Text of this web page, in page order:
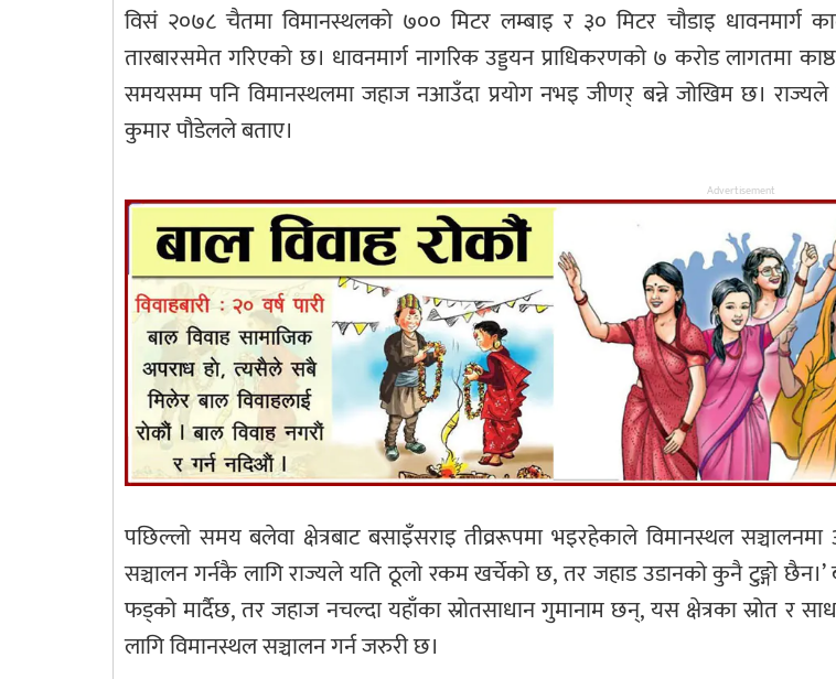
विसं २०७८ चैतमा विमानस्थलको ७०० मिटर लम्बाइ र ३० मिटर चौडाइ धावनमार्ग
तारबारसमेत गरिएको छ। धावनमार्ग नागरिक उड्डयन प्राधिकरणको ७ करोड लागतमा
समयसम्म पनि विमानस्थलमा जहाज नआउँदा प्रयोग नभइ जीणर् बन्ने जोखिम छ। राज्यले
कुमार पौडेलले बताए।
Advertisement
पछिल्लो समय बलेवा क्षेत्रबाट बसाइँसराइ तीव्ररूपमा भइरहेकाले विमानस्थल
सञ्चालन गर्नकै लागि राज्यले यति ठूलो रकम खर्चेको छ, तर जहाड उडानको कुनै टुङ्गो
फड्को मार्दैछ, तर जहाज नचल्दा यहाँका स्रोतसाधान गुमानाम छन्, यस क्षेत्रका स्रोत र
लागि विमानस्थल सञ्चालन गर्न जरुरी छ।